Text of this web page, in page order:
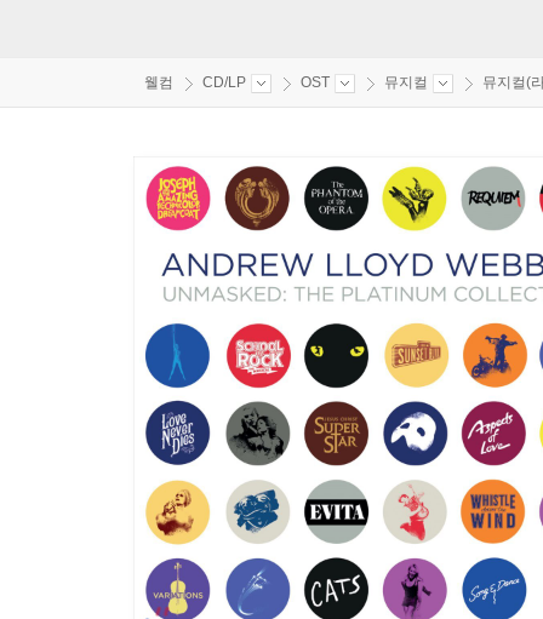
웰컴 CD/LP OST 뮤지컬 뮤지컬(